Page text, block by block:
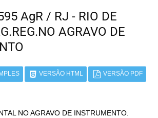
AgR / RJ - RIO DE
AGRAVO DE
VERSÃO HTML VERSÃO PDF
NO AGRAVO DE INSTRUMENTO.